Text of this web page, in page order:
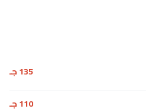
135 جـ
110 جـ